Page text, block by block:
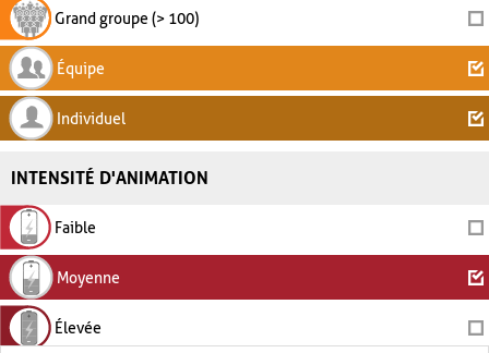
Grand groupe (> 100)
Équipe
Individuel
INTENSITÉ D'ANIMATION
Faible
Moyenne
Élevée